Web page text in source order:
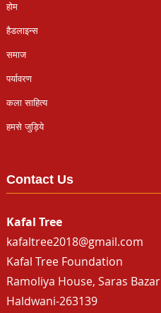
होम
हैडलाइन्स
समाज
पर्यावरण
कला साहित्य
हमसे जुड़िये
Contact Us
Kafal Tree
kafaltree2018@gmail.com
Kafal Tree Foundation
Ramoliya House, Saras Bazar
Haldwani-263139